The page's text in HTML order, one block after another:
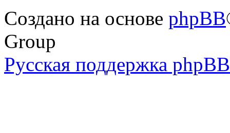
Создано на основе phpBB
Group
Русская поддержка phpBB